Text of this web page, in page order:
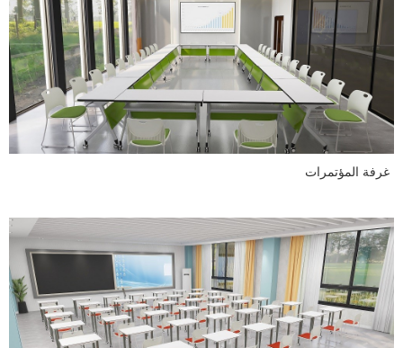
غرفة المؤتمرات